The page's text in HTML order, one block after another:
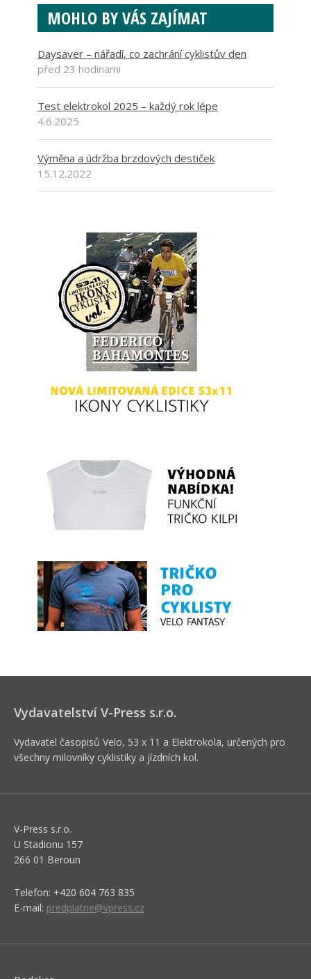
MOHLO BY VÁS ZAJÍMAT
Daysaver – nářadí, co zachrání cyklistův den
před 23 hodinami
Test elektrokol 2025 – každý rok lépe
4.6.2025
Výměna a údržba brzdových destiček
15.12.2022
Vydavatelství V-Press s.r.o.
Vydavatel časopisů Velo, 53 x 11 a Elektrokola, určených pro
všechny milovníky cyklistiky a jízdních kol.
V-Press s.r.o.
U Stadionu 157
266 01 Beroun
Telefon: +420 604 763 835
E-mail: predplatne@vpress.cz